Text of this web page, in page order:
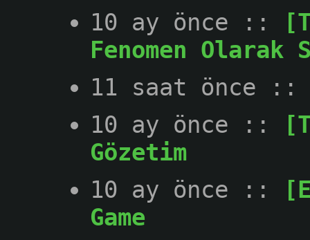
10 ay önce ::
Fenomen Olarak
11 saat önce
10 ay önce ::
Gözetim
10 ay önce ::
Game